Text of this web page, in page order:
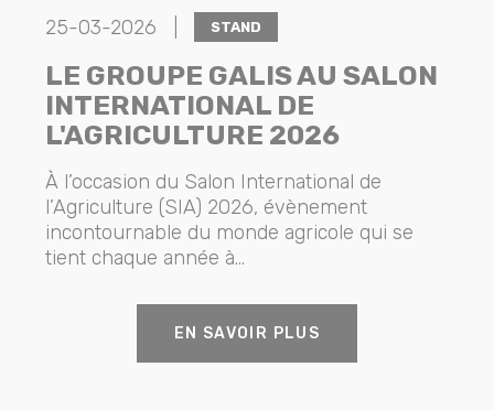
25-03-2026 | STAND
LE GROUPE GALIS AU SALON
INTERNATIONAL DE
L'AGRICULTURE 2026
À l’occasion du Salon International de
l’Agriculture (SIA) 2026, évènement
incontournable du monde agricole qui se
tient chaque année à...
EN SAVOIR PLUS